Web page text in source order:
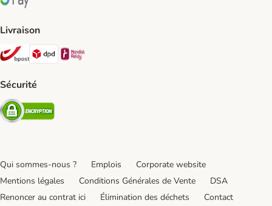
Google Pay Payment Method
Livraison
Bpost Shipping Method
DPD Shipping Method
Sécurité
Security
Qui sommes-nous ? Emplois
Corporate website
Mentions légales
Conditions Générales de Vente
DSA
Renoncer au contrat ici
Élimination des déchets
Contact